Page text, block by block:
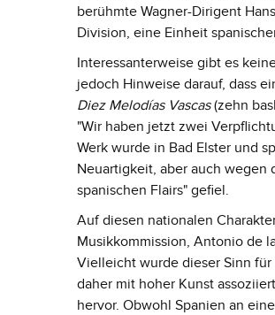
berühmte Wagner-Dirigent
Division, eine Einheit
Interessanterweise gibt es
jedoch Hinweise darauf, dass
Diez Melodías Vascas(zehn
"Wir haben jetzt zwei
Werk wurde in Bad Elster und
Neuartigkeit, aber auch wegen
spanischen Flairs" gefiel.
Auf diesen nationalen
Musikkommission, Antonio de
Vielleicht wurde dieser Sinn
daher mit hoher Kunst
hervor. Obwohl Spanien an